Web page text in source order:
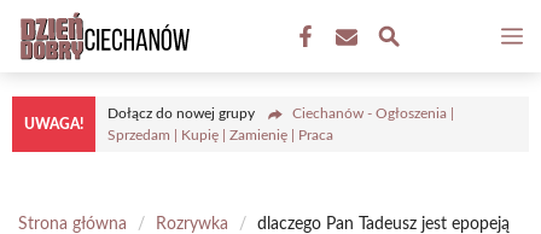
treści
UWAGA!
Dołącz do nowej grupy
Ciechanów - Ogłoszenia |
Sprzedam | Kupię | Zamienię | Praca
Strona główna / Rozrywka /
dlaczego Pan Tadeusz jest epopeją